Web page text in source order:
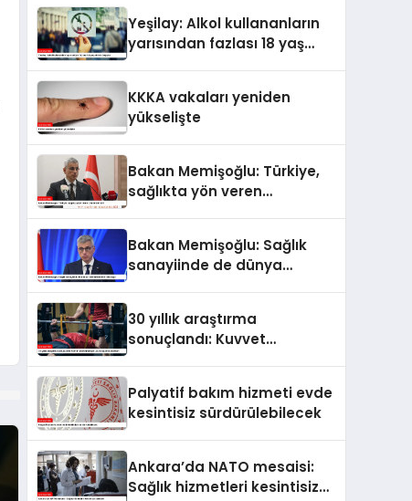
Yeşilay: Alkol kullananların
yarısından fazlası 18 yaş
KKKA vakaları yeniden
yükselişte
Bakan Memişoğlu: Türkiye,
sağlıkta yön veren
Bakan Memişoğlu: Sağlık
sanayiinde de dünya
30 yıllık araştırma
sonuçlandı: Kuvvet
Palyatif bakım hizmeti evde
kesintisiz sürdürülebilecek
Ankara’da NATO mesaisi:
Sağlık hizmetleri kesintisiz